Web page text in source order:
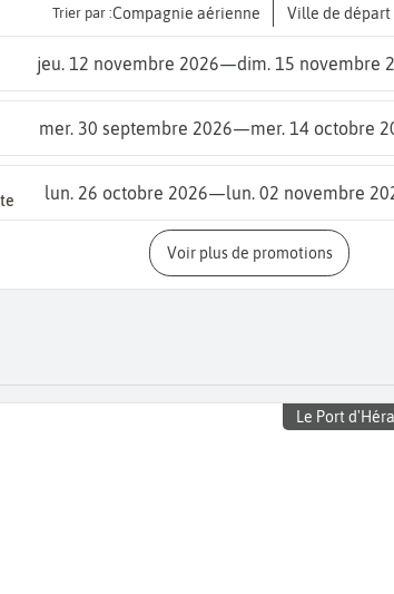
Trier par : Compagnie aérienne Ville de départ
jeu. 12 novembre 2026—dim. 15 novembre
mer. 30 septembre 2026—mer. 14 octobre
lun. 26 octobre 2026—lun. 02 novembre
Voir plus de promotions
Le Port